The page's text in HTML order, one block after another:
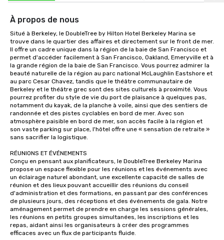
À propos de nous
Situé à Berkeley, le DoubleTree by Hilton Hotel Berkeley Marina se
trouve dans le quartier des affaires et directement sur le front de mer.
Il offre un cadre unique dans la région de la baie de San Francisco et
permet d'accéder facilement à San Francisco, Oakland, Emeryville et à
la grande région de la baie de San Francisco. Vous pourrez admirer la
beauté naturelle de la région au parc national McLaughlin Eastshore et
au parc Cesar Chavez, tandis que le théâtre communautaire de
Berkeley et le théâtre grec sont des sites culturels à proximité. Vous
pourrez profiter du style de vie du port de plaisance à quelques pas,
notamment du kayak, de la planche à voile, ainsi que des sentiers de
randonnée et des pistes cyclables en bord de mer. Avec son
atmosphère paisible en bord de mer, son accès facile à la région et
son vaste parking sur place, l'hôtel offre une « sensation de retraite »
sans sacrifier la logistique.
RÉUNIONS ET ÉVÉNEMENTS
Conçu en pensant aux planificateurs, le DoubleTree Berkeley Marina
propose un espace flexible pour les réunions et les événements avec
un éclairage naturel abondant, une excellente capacité de salles de
réunion et des lieux pouvant accueillir des réunions du conseil
d'administration et des formations, en passant par des conférences
de plusieurs jours, des réceptions et des événements de gala. Notre
aménagement permet de prendre en charge les sessions générales,
les réunions en petits groupes simultanées, les inscriptions et les
repas, aidant ainsi les organisateurs à créer des programmes
efficaces avec un flux de participants fluide.